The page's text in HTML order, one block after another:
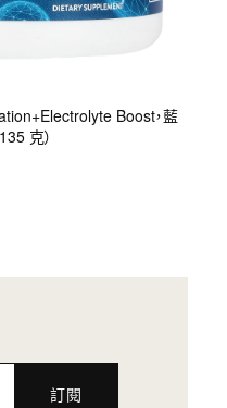
Boost，藍
克）
訂閱